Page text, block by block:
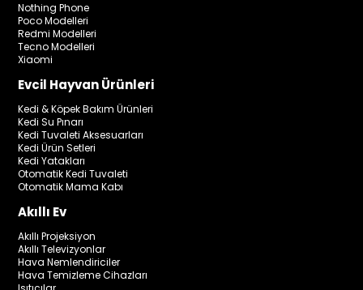
Nothing Phone
Poco Modelleri
Redmi Modelleri
Tecno Modelleri
Xiaomi
Evcil Hayvan Ürünleri
Kedi & Köpek Bakım Ürünleri
Kedi Su Pınarı
Kedi Tuvaleti Aksesuarları
Kedi Ürün Setleri
Kedi Yatakları
Otomatik Kedi Tuvaleti
Otomatik Mama Kabı
Akıllı Ev
Akıllı Projeksiyon
Akıllı Televizyonlar
Hava Nemlendiriciler
Hava Temizleme Cihazları